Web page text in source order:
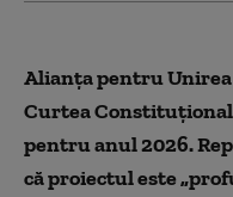
Alianța pentru
Curtea
pentru anul 2026.
că proiectul este